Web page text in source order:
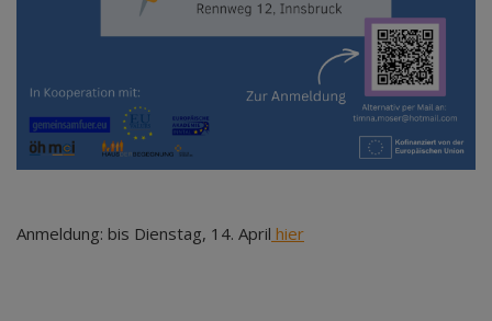
Anmeldung: bis Dienstag, 14. April hier